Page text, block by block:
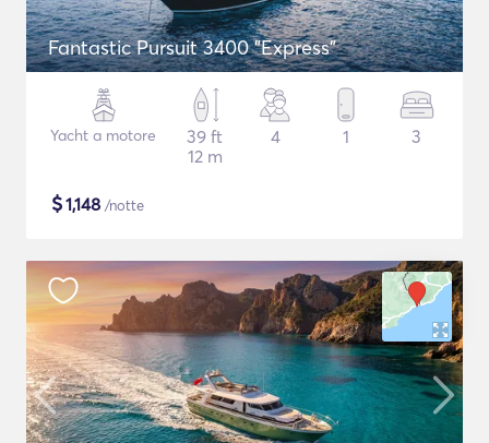
Fantastic Pursuit 3400 "Express"
Yacht a motore
39 ft
12 m
4 1 3
$1,148 /notte